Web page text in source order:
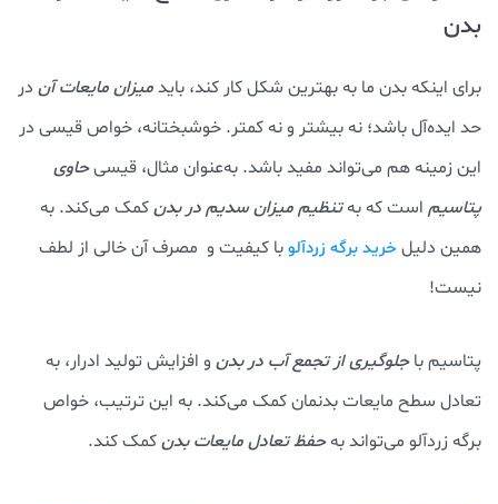
بدن
برای اینکه بدن ما به بهترین شکل کار کند، بایدمیزان مایعات آن در
حد ایده‌آل باشد؛ نه بیشتر و نه کمتر. خوشبختانه، خواص قیسی در
این زمینه هم می‌تواند مفید باشد. به‌عنوان مثال، قیسیحاوی
پتاسیم است که بهتنظیم میزان سدیم در بدنکمک می‌کند. به
همین دلیل خرید برگه زردآلوبا کیفیت و مصرف آن خالی از لطف
نیست!
پتاسیم باجلوگیری از تجمع آب در بدن و افزایش تولید ادرار، به
تعادل سطح مایعات بدنمان کمک می‌کند. به این ترتیب، خواص
برگه زردآلو می‌تواند بهحفظ تعادل مایعات بدنکمک کند.